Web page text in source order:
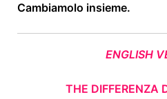
Cambiamolo insieme.
ENGLISH
THE DIFFERENZA